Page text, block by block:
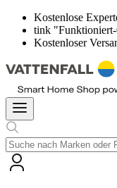
Kostenlose
tink
Kostenloser